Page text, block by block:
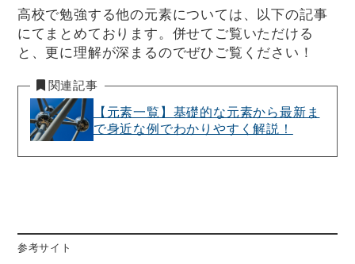
高校で勉強する他の元素については、以下の記事
にてまとめております。併せてご覧いただける
と、更に理解が深まるのでぜひご覧ください！
関連記事
【元素一覧】基礎的な元素から最新ま
で身近な例でわかりやすく解説！
参考サイト